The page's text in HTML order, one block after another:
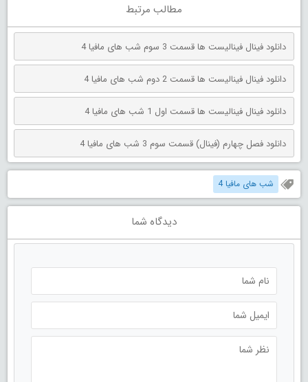
مطالب مرتبط
دانلود فینال فینالیست ها قسمت 3 سوم شب های مافیا 4
دانلود فینال فینالیست ها قسمت 2 دوم شب های مافیا 4
دانلود فینال فینالیست ها قسمت اول 1 شب های مافیا 4
دانلود فصل چهارم (فینال) قسمت سوم 3 شب های مافیا 4
شب های مافیا 4
دیدگاه شما